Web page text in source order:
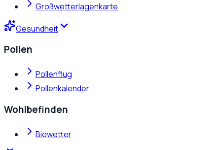
Großwetterlagenkarte
Gesundheit
Pollen
Pollenflug
Pollenkalender
Wohlbefinden
Biowetter